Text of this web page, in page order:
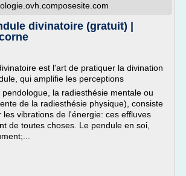
divinatoire (gratuit) |
est l'art de pratiquer la divination
qui amplifie les perceptions
la radiesthésie mentale ou
de la radiesthésie physique), consiste
les vibrations de l'énergie: ces effluves
de toutes choses. Le pendule en soi,